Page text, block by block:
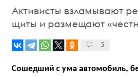
Активисты взламывают
щиты и размещают
5
Сошедший с ума автомобиль,